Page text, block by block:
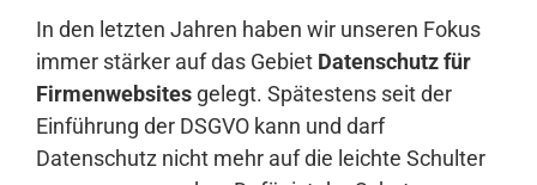
In den letzten Jahren haben wir unseren Fokus
immer stärker auf das Gebiet Datenschutz für
Firmenwebsites gelegt. Spätestens seit der
Einführung der DSGVO kann und darf
Datenschutz nicht mehr auf die leichte Schulter